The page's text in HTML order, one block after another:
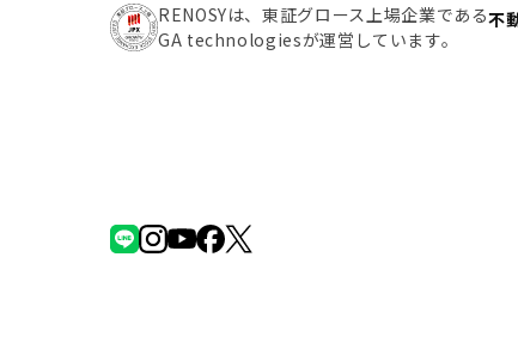
RENOSYは、東証グロース上場企業である
GA technologiesが運営しています。
不